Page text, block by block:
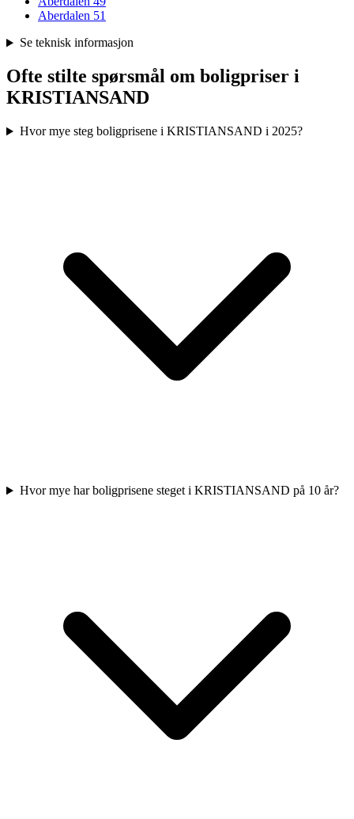
Aberdalen 51
Se teknisk informasjon
Ofte stilte spørsmål om boligpriser i
KRISTIANSAND
Hvor mye steg boligprisene i KRISTIANSAND i 2025?
Hvor mye har boligprisene steget i KRISTIANSAND på 10 år?